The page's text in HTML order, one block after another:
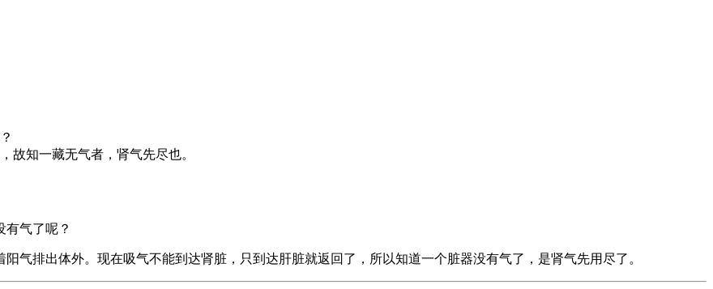
故知一藏无气者，肾气先尽也。
有气了呢？
气排出体外。现在吸气不能到达肾脏，只到达肝脏就返回了，所以知道一个脏器没有气了，是肾气先用尽了。